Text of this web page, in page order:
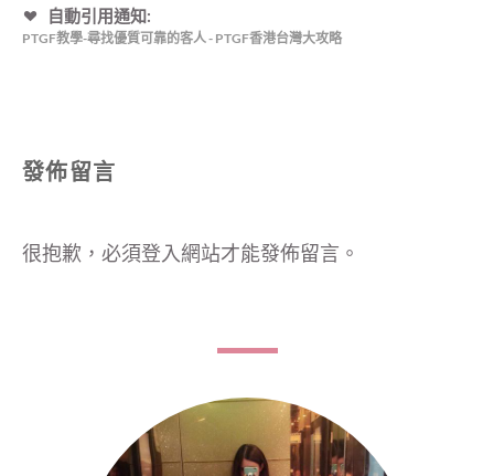
自動引用通知:
PTGF教學-尋找優質可靠的客人 - PTGF香港台灣大攻略
發佈留言
很抱歉，必須登入網站才能發佈留言。